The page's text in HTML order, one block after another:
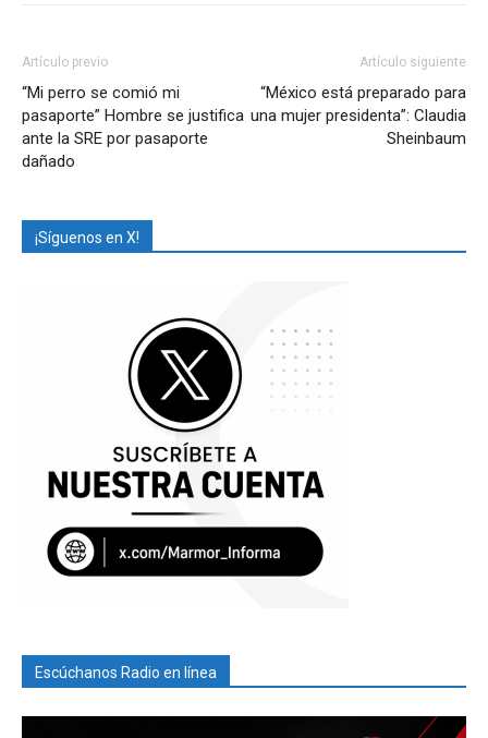
Artículo previo
“Mi perro se comió mi
pasaporte” Hombre se justifica
ante la SRE por pasaporte
dañado
Artículo siguiente
“México está preparado para
una mujer presidenta”: Claudia
Sheinbaum
¡Síguenos en X!
Escúchanos Radio en línea